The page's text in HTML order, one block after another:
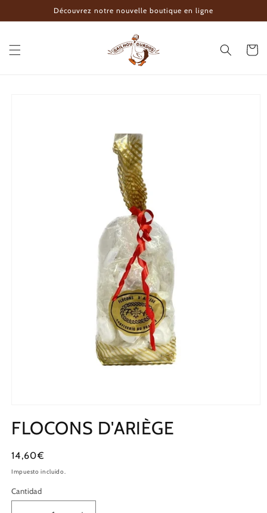
directamente
al contenido
Découvrez notre nouvelle boutique en ligne
Carrito
FLOCONS D'ARIÈGE
Precio
habitual
14,60€
Impuesto incluido.
Cantidad